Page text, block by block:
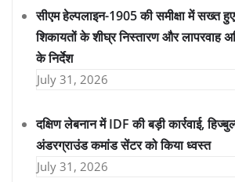
सीएम हेल्पलाइन-1905 की समीक्षा में सख्त
शिकायतों के शीघ्र निस्तारण और लापरवाह
के निर्देश
July 31, 2026
दक्षिण लेबनान में IDF की बड़ी कार्रवाई,
अंडरग्राउंड कमांड सेंटर को किया ध्वस्त
July 31, 2026